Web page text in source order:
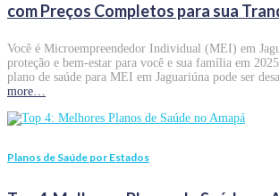
com Preços Completos para sua
Você é Microempreendedor Individual (MEI) em
proteção e bem-estar para você e sua família em
plano de saúde para MEI em Jaguariúna pode ser
more…
Planos de Saúde por Estados